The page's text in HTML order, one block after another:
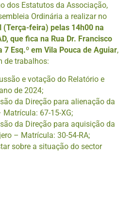
dos Estatutos da Associação,
Ordinária a realizar no
(Terça-feira) pelas 14h00 na
que fica na Rua Dr. Francisco
7 Esq.º em Vila Pouca de Aguiar,
de trabalhos:
e votação do Relatório e
de 2024;
da Direção para alienação da
67-15-XG;
da Direção para aquisição da
– Matrícula: 30-54-RA;
sobre a situação do sector